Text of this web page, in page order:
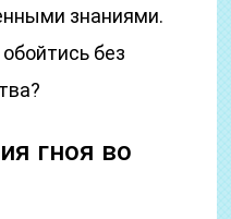
знаниями.
без
гноя во